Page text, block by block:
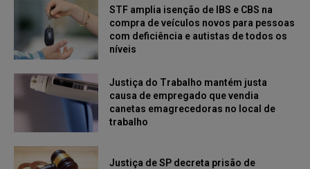
STF amplia isenção de IBS e CBS na
compra de veículos novos para pessoas
com deficiência e autistas de todos os
níveis
Justiça do Trabalho mantém justa
causa de empregado que vendia
canetas emagrecedoras no local de
trabalho
Justiça de SP decreta prisão de